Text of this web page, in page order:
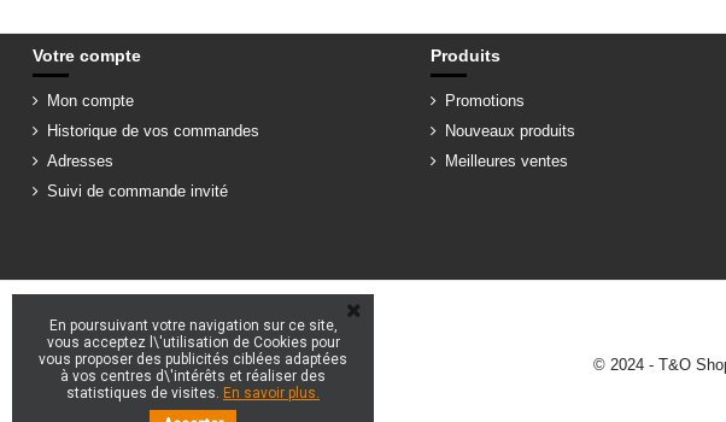
Votre compte
Mon compte
Historique de vos commandes
Adresses
Suivi de commande invité
Produits
Promotions
Nouveaux produits
Meilleures ventes
© 2024 - T&O
En poursuivant votre navigation sur ce site,
vous acceptez l\'utilisation de Cookies pour
vous proposer des publicités ciblées adaptées
à vos centres d\'intérêts et réaliser des
statistiques de visites. En savoir plus.